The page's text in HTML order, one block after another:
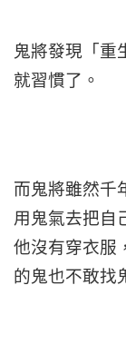
鬼將發現「重
就習慣了。
而鬼將雖然千
用鬼氣去把自
他沒有穿衣服
的鬼也不敢找